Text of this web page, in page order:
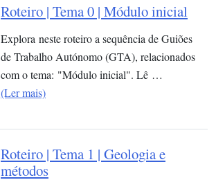
Roteiro | Tema 0 | Módulo inicial
Explora neste roteiro a sequência de Guiões
de Trabalho Autónomo (GTA), relacionados
com o tema: "Módulo inicial". Lê …
(Ler mais)
Roteiro | Tema 1 | Geologia e
métodos